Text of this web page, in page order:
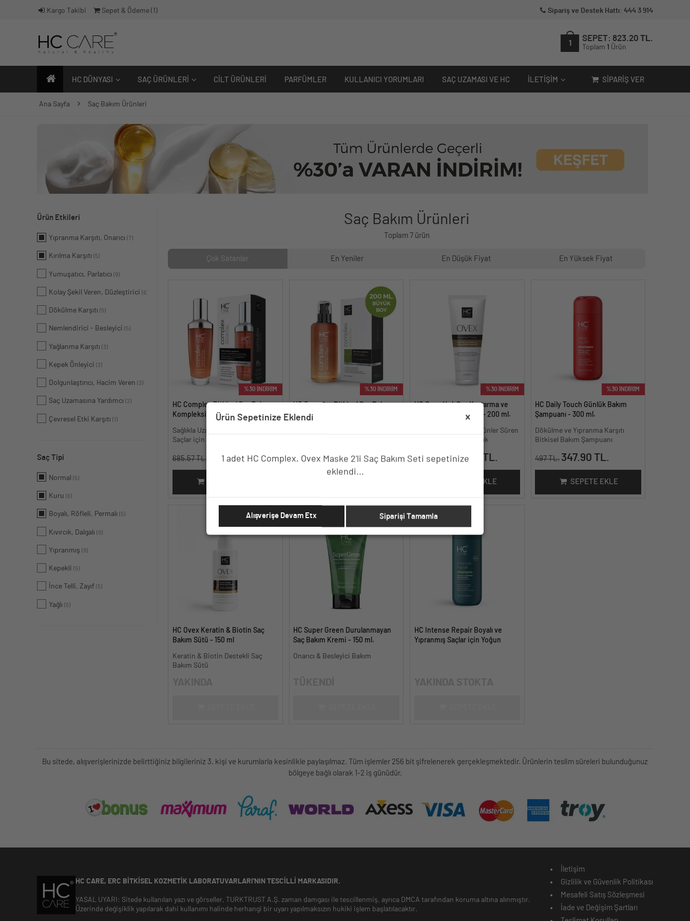
Kargo Takibi Sepet & Ödeme ( 1 ) Sipariş ve Destek Hattı: 444 3 914
1
SEPET: 823.20 TL.
Toplam 1 Ürün
HC DÜNYASI SAÇ ÜRÜNLERI CILT ÜRÜNLERI PARFÜMLER KULLANICI YORUMLARI SAÇ UZAMASI VE HC İLETIŞIM SIPARIŞ VER
Ana Sayfa Saç Bakım Ürünleri
Ürün Etkileri
Yıpranma Karşıtı, Onarıcı (7)
Kırılma Karşıtı (5)
Yumuşatıcı, Parlatıcı (9)
Kolay Şekil Veren, Düzleştirici (6)
Dökülme Karşıtı (5)
Nemlendirici - Besleyici (5)
Yağlanma Karşıtı (3)
Kepek Önleyici (3)
Dolgunlaştırıcı, Hacim Veren (3)
Saç Uzamasına Yardımcı (2)
Çevresel Etki Karşıtı (1)
Saç Tipi
Normal (5)
Kuru (6)
Boyalı, Röfleli, Permalı (5)
Kıvırcık, Dalgalı (9)
Yıpranmış (9)
Kepekli (5)
İnce Telli, Zayıf (5)
Yağlı (5)
Saç Bakım Ürünleri
Toplam 7 ürün
Çok Satanlar En Yeniler En Düşük Fiyat En Yüksek Fiyat
%30 İNDİRİM
HC Complex Bitkisel Saç Bakım
Kompleksi - Dökülme Önleyici &
100 ml
Sağlıkla Uzayan ve Dökülmeyen
Saçlar için 100% Bitkisel Formül
685.57 TL. 479.90 TL.
%30 İNDİRİM
HC Complex Bitkisel Saç Bakım
Kompleksi - Dökülme Önleyici &
200 ml.
1,357 TL. 949.90 TL.
%30 İNDİRİM
HC Ovex Hızlı Saç Kurtarma ve
Canlandırma Maskesi - 200 ml.
En Zor Saçlarda Bile Günler Süren
Yumuşaklık, ve Parlaklık
542.71 TL. 379.90 TL.
SEPETE EKLE
%30 İNDİRİM
HC Daily Touch Günlük Bakım
Şampuanı - 300 ml.
Dökülme ve Yıpranma Karşıtı
Bitkisel Bakım Şampuanı
497 TL. 347.90 TL.
SEPETE EKLE
HC Ovex Keratin & Biotin Saç
Bakım Sütü - 150 ml
Keratin & Biotin Destekli Saç
Bakım Sütü
HC Super Green Durulanmayan
Saç Bakım Kremi - 150 ml.
Onarıcı & Besleyici Bakım
HC Intense Repair Boyalı ve
Yıpranmış Saçlar için Yoğun
Bu sitede, alışverişlerinizde belirttiğiniz bilgileriniz 3. kişi ve kurumlarla kesinlikle paylaşılmaz. Tüm işlemler 256 bit şifrelenerek gerçekleşmektedir. Ürünlerin teslim süreleri bulunduğunuz
bölgeye bağlı olarak 1-2 iş günüdür.
HC CARE, ERC BITKISEL KOZMETIK LABORATUVARLARI'NIN TESCILLI MARKASIDIR.
YASAL UYARI: Sitede kullanılan yazı ve görseller, TURKTRUST A.Ş. zaman damgası ile tescillenmiş, ayrıca DMCA tarafından koruma altına alınmıştır.
Üzerinde değişiklik yapılarak dahi kullanımı halinde herhangi bir uyarı yapılmaksızın hukiki işlem başlatılacaktır.
İletişim
Gizlilik ve Güvenlik Politikası
Mesafeli Satış Sözleşmesi
İade ve Değişim Şartları
Ürün Sepetinize Eklendi
1 adet HC Complex, Ovex Maske 2'li Saç Bakım Seti sepetinize
eklendi...
Alışverişe Devam Etx Siparişi Tamamla